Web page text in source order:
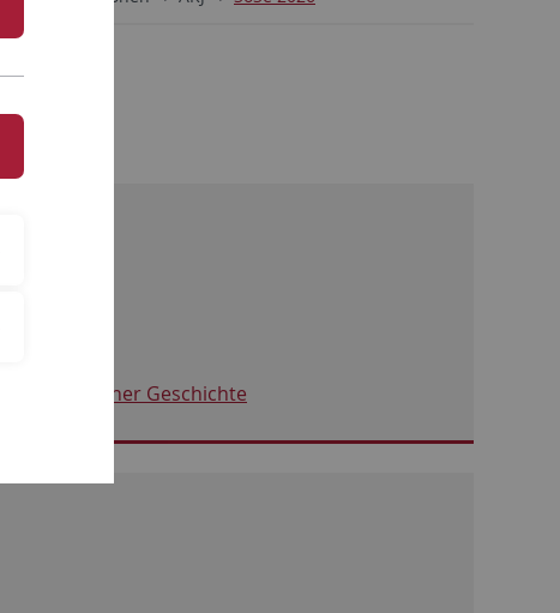
und seiner Geschichte